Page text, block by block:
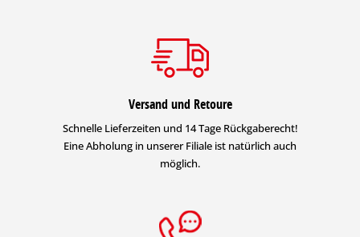
Versand und Retoure
Schnelle Lieferzeiten und 14 Tage Rückgaberecht!
Eine Abholung in unserer Filiale ist natürlich auch
möglich.